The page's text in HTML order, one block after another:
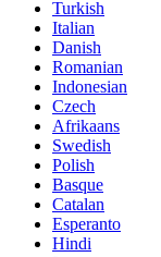
Turkish
Italian
Danish
Romanian
Indonesian
Czech
Afrikaans
Swedish
Polish
Basque
Catalan
Esperanto
Hindi